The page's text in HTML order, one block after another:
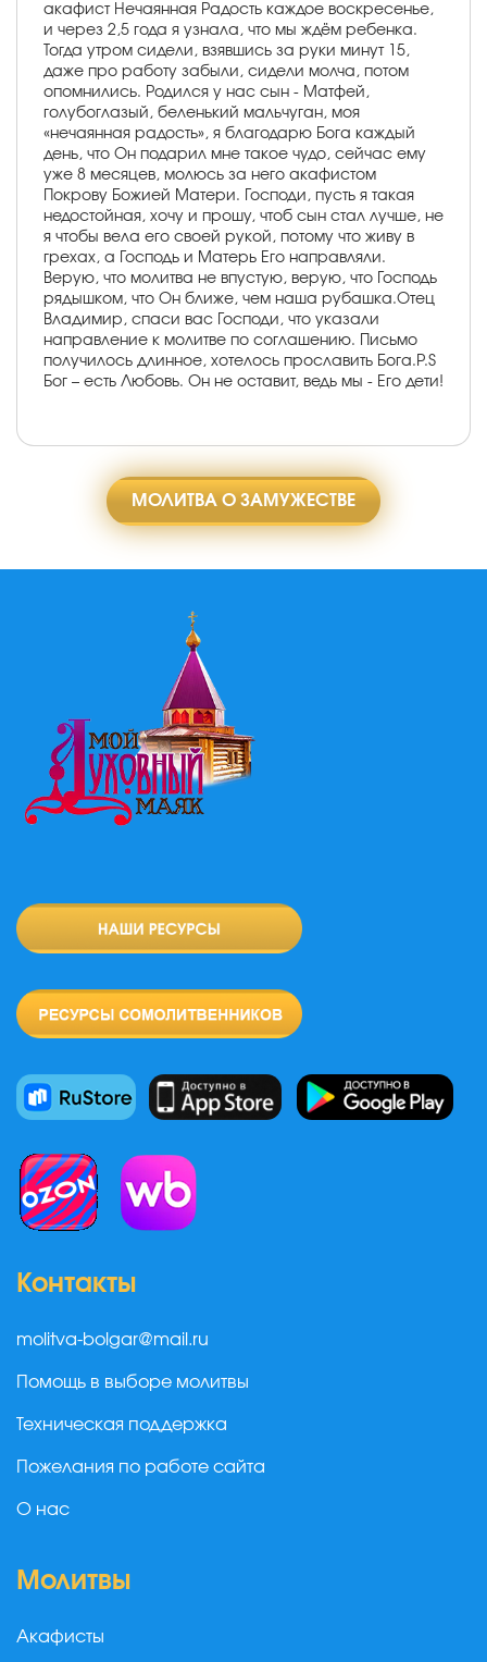
акафист Нечаянная Радость каждое воскресенье,
и через 2,5 года я узнала, что мы ждём ребенка.
Тогда утром сидели, взявшись за руки минут 15,
даже про работу забыли, сидели молча, потом
опомнились. Родился у нас сын - Матфей,
голубоглазый, беленький мальчуган, моя
«нечаянная радость», я благодарю Бога каждый
день, что Он подарил мне такое чудо, сейчас ему
уже 8 месяцев, молюсь за него акафистом
Покрову Божией Матери. Господи, пусть я такая
недостойная, хочу и прошу, чтоб сын стал лучше, не
я чтобы вела его своей рукой, потому что живу в
грехах, а Господь и Матерь Его направляли.
Верую, что молитва не впустую, верую, что Господь
рядышком, что Он ближе, чем наша рубашка.Отец
Владимир, спаси вас Господи, что указали
направление к молитве по соглашению. Письмо
получилось длинное, хотелось прославить Бога.P.S
Бог – есть Любовь. Он не оставит, ведь мы - Его дети!
МОЛИТВА О ЗАМУЖЕСТВЕ
Контакты
molitva-bolgar@mail.ru
Помощь в выборе молитвы
Техническая поддержка
Пожелания по работе сайта
О нас
Молитвы
Акафисты